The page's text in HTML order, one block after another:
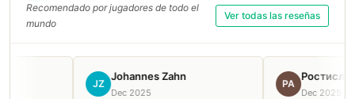
Recomendado por jugadores de todo el
mundo
Ver todas las reseñas
Johannes Zahn
Dec 2025
Ростислав
Dec 2025